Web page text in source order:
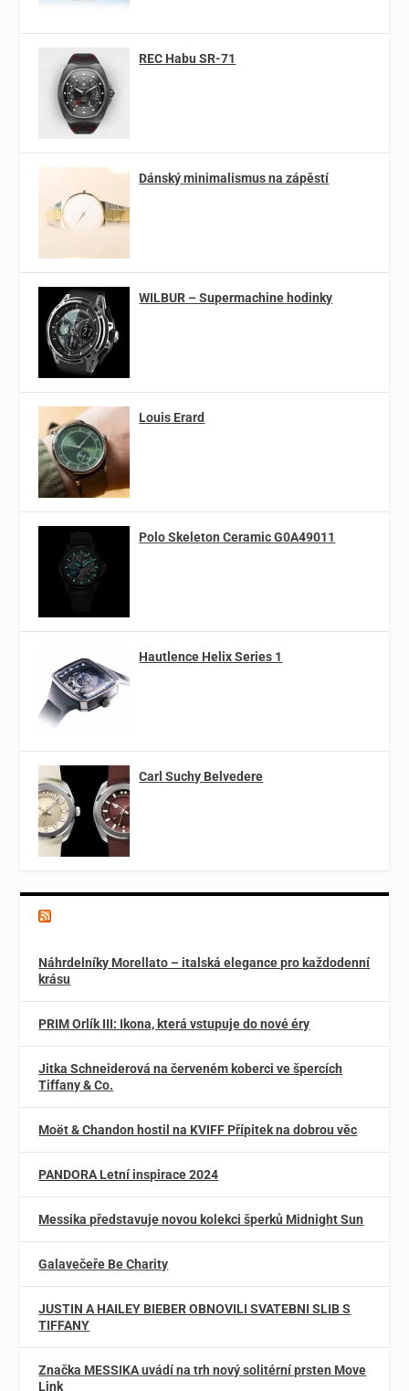
REC Habu SR-71
Dánský minimalismus na zápěstí
WILBUR – Supermachine hodinky
Louis Erard
Polo Skeleton Ceramic G0A49011
Hautlence Helix Series 1
Carl Suchy Belvedere
Náhrdelníky Morellato – italská elegance pro každodenní
krásu
PRIM Orlík III: Ikona, která vstupuje do nové éry
Jitka Schneiderová na červeném koberci ve špercích
Tiffany & Co.
Moët & Chandon hostil na KVIFF Přípitek na dobrou věc
PANDORA Letní inspirace 2024
Messika představuje novou kolekci šperků Midnight Sun
Galavečeře Be Charity
JUSTIN A HAILEY BIEBER OBNOVILI SVATEBNI SLIB S
TIFFANY
Značka MESSIKA uvádí na trh nový solitérní prsten Move
Link